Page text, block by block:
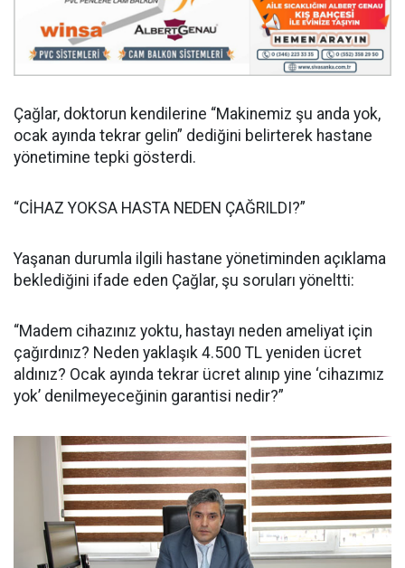
Çağlar, doktorun kendilerine “Makinemiz şu anda yok,
ocak ayında tekrar gelin” dediğini belirterek hastane
yönetimine tepki gösterdi.
“CİHAZ YOKSA HASTA NEDEN ÇAĞRILDI?”
Yaşanan durumla ilgili hastane yönetiminden açıklama
beklediğini ifade eden Çağlar, şu soruları yöneltti:
“Madem cihazınız yoktu, hastayı neden ameliyat için
çağırdınız? Neden yaklaşık 4.500 TL yeniden ücret
aldınız? Ocak ayında tekrar ücret alınıp yine ‘cihazımız
yok’ denilmeyeceğinin garantisi nedir?”